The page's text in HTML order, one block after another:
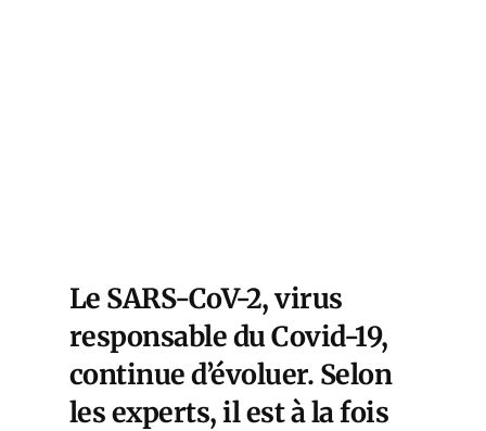
Le SARS-CoV-2, virus
responsable du Covid-19,
continue d’évoluer. Selon
les experts, il est à la fois